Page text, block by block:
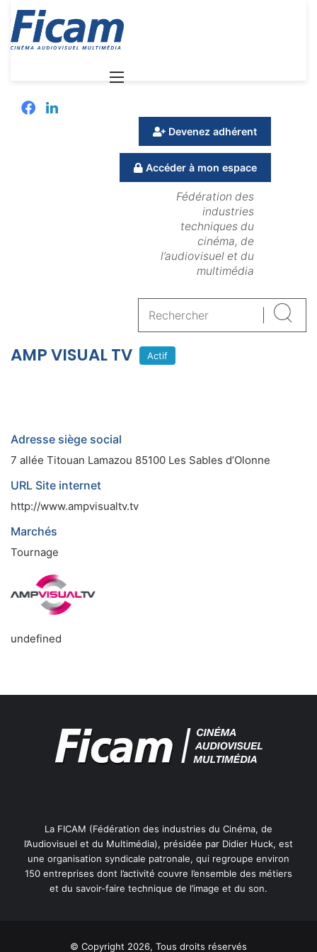
Facebook
Devenez adhérent
Accéder à mon espace
Fédération des
industries
techniques du
cinéma, de
l’audiovisuel et du
multimédia
AMP VISUAL TV Actif
Adresse siège social
7 allée Titouan Lamazou 85100 Les Sables d’Olonne
URL Site internet
http://www.ampvisualtv.tv
Marchés
Tournage
undefined
La FICAM (Fédération des industries du Cinéma, de
l’Audiovisuel et du Multimédia), présidée par Didier Huck, est
une organisation syndicale patronale, qui regroupe environ
150 entreprises dont l’activité couvre l’ensemble des métiers
et du savoir-faire technique de l’image et du son.
© Copyright 2026, Tous droits réservés